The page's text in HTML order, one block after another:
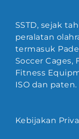
SSTD, sejak
peralatan
termasuk
Soccer Cages,
Fitness
ISO dan paten.
Kebijakan